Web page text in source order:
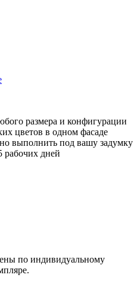
размера и конфигурации
цветов в одном фасаде
выполнить под вашу задумку
рабочих дней
по индивидуальному